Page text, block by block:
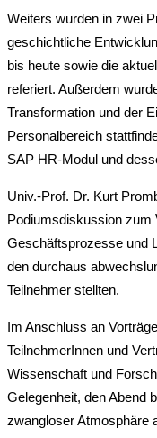
Weiters wurden in zwei
geschichtliche
bis heute sowie die
referiert. Außerdem
Transformation und der
Personalbereich
SAP HR-Modul und
Univ.-Prof. Dr. Kurt
Podiumsdiskussion zum
Geschäftsprozesse und
den durchaus
Teilnehmer stellten.
Im Anschluss an
TeilnehmerInnen und
Wissenschaft und
Gelegenheit, den Abend
zwangloser Atmosphäre